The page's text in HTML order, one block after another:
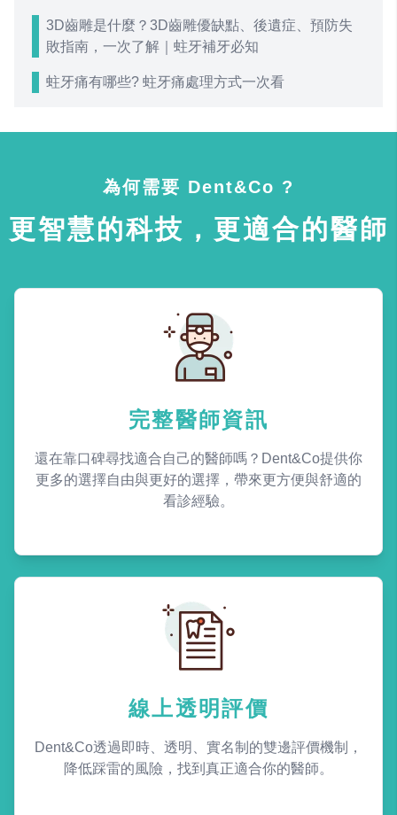
3D齒雕是什麼？3D齒雕優缺點、後遺症、預防失
敗指南，一次了解｜蛀牙補牙必知
蛀牙痛有哪些? 蛀牙痛處理方式一次看
為何需要 Dent&Co ?
更智慧的科技，更適合的醫師
完整醫師資訊
還在靠口碑尋找適合自己的醫師嗎？Dent&Co提供你
更多的選擇自由與更好的選擇，帶來更方便與舒適的
看診經驗。
線上透明評價
Dent&Co透過即時、透明、實名制的雙邊評價機制，
降低踩雷的風險，找到真正適合你的醫師。